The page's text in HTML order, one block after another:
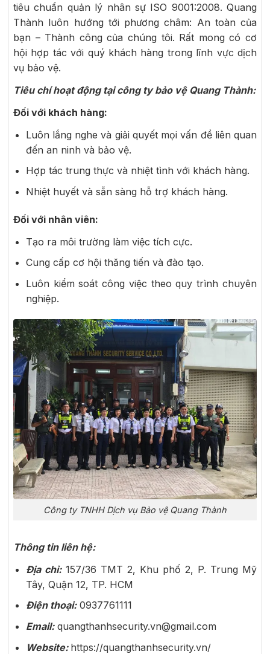
tiêu chuẩn quản lý nhân sự ISO 9001:2008. Quang
Thành luôn hướng tới phương châm: An toàn của
bạn – Thành công của chúng tôi. Rất mong có cơ
hội hợp tác với quý khách hàng trong lĩnh vực dịch
vụ bảo vệ.
Tiêu chí hoạt động tại công ty bảo vệ Quang Thành:
Đối với khách hàng:
Luôn lắng nghe và giải quyết mọi vấn đề liên quan
đến an ninh và bảo vệ.
Hợp tác trung thực và nhiệt tình với khách hàng.
Nhiệt huyết và sẵn sàng hỗ trợ khách hàng.
Đối với nhân viên:
Tạo ra môi trường làm việc tích cực.
Cung cấp cơ hội thăng tiến và đào tạo.
Luôn kiểm soát công việc theo quy trình chuyên
nghiệp.
Công ty TNHH Dịch vụ Bảo vệ Quang Thành
Thông tin liên hệ:
Địa chỉ:157/36 TMT 2, Khu phố 2, P. Trung Mỹ
Tây, Quận 12, TP. HCM
Điện thoại: 0937761111
Email:quangthanhsecurity.vn@gmail.com
Website: https://quangthanhsecurity.vn/